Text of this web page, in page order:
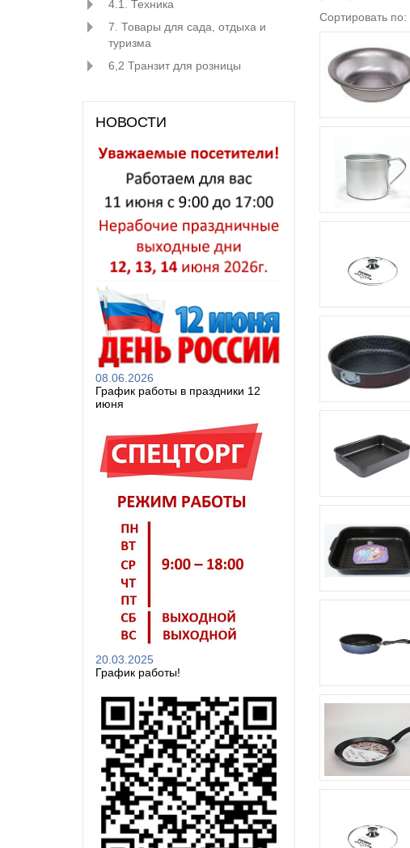
4.1. Техника
7. Товары для сада, отдыха и
туризма
6,2 Транзит для розницы
НОВОСТИ
08.06.2026
График работы в праздники 12
июня
20.03.2025
График работы!
Сортировать по: